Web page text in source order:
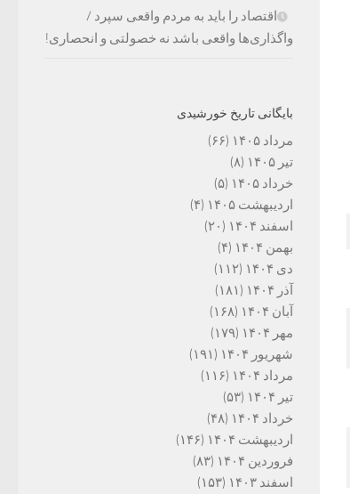
اقتصاد را باید به مردم واقعی سپرد /
واگذاری‌ها واقعی باشد نه خصولتی و انحصاری!
بایگانی تاریخ خورشیدی
مرداد ۱۴۰۵
(۶۶)
تیر ۱۴۰۵
(۸)
خرداد ۱۴۰۵
(۵)
اردیبهشت ۱۴۰۵
(۴)
اسفند ۱۴۰۴
(۲۰)
بهمن ۱۴۰۴
(۴)
دی ۱۴۰۴
(۱۱۲)
آذر ۱۴۰۴
(۱۸۱)
آبان ۱۴۰۴
(۱۶۸)
مهر ۱۴۰۴
(۱۷۹)
شهریور ۱۴۰۴
(۱۹۱)
مرداد ۱۴۰۴
(۱۱۶)
تیر ۱۴۰۴
(۵۳)
خرداد ۱۴۰۴
(۴۸)
اردیبهشت ۱۴۰۴
(۱۴۶)
فروردین ۱۴۰۴
(۸۳)
اسفند ۱۴۰۳
(۱۵۳)